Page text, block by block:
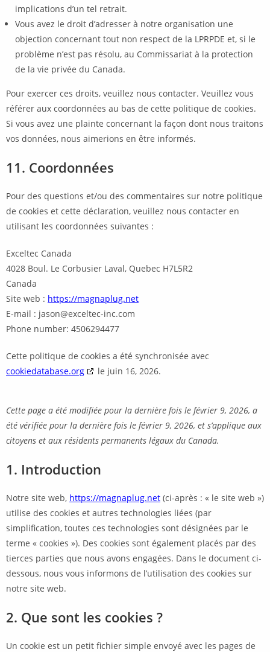
implications d’un tel retrait.
Vous avez le droit d’adresser à notre organisation une
objection concernant tout non respect de la LPRPDE et, si le
problème n’est pas résolu, au Commissariat à la protection
de la vie privée du Canada.
Pour exercer ces droits, veuillez nous contacter. Veuillez vous
référer aux coordonnées au bas de cette politique de cookies.
Si vous avez une plainte concernant la façon dont nous traitons
vos données, nous aimerions en être informés.
11. Coordonnées
Pour des questions et/ou des commentaires sur notre politique
de cookies et cette déclaration, veuillez nous contacter en
utilisant les coordonnées suivantes :
Exceltec Canada
4028 Boul. Le Corbusier Laval, Quebec H7L5R2
Canada
Site web : https://magnaplug.net
E-mail : jason@exceltec-inc.com
Phone number: 4506294477
Cette politique de cookies a été synchronisée avec
cookiedatabase.org
le juin 16, 2026.
Cette page a été modifiée pour la dernière fois le février 9, 2026, a
été vérifiée pour la dernière fois le février 9, 2026, et s’applique aux
citoyens et aux résidents permanents légaux du Canada.
1. Introduction
Notre site web, https://magnaplug.net (ci-après : « le site web »)
utilise des cookies et autres technologies liées (par
simplification, toutes ces technologies sont désignées par le
terme « cookies »). Des cookies sont également placés par des
tierces parties que nous avons engagées. Dans le document ci-
dessous, nous vous informons de l’utilisation des cookies sur
notre site web.
2. Que sont les cookies ?
Un cookie est un petit fichier simple envoyé avec les pages de